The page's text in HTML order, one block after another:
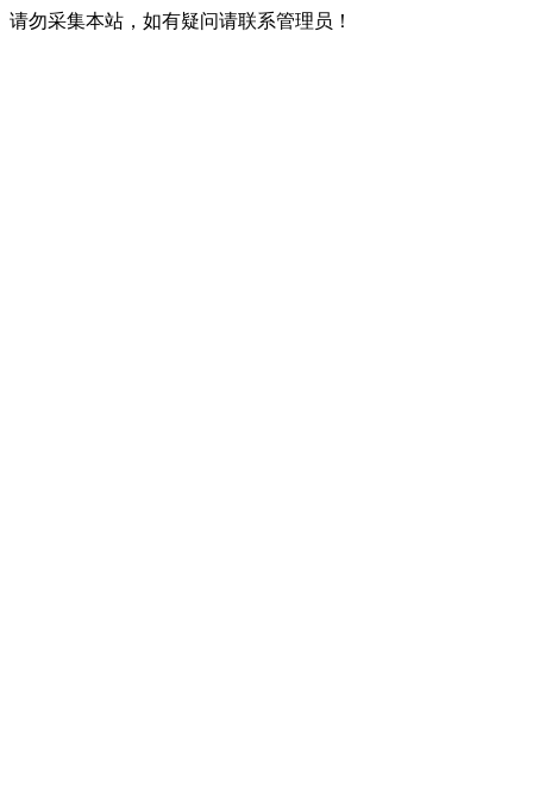
请勿采集本站，如有疑问请联系管理员！